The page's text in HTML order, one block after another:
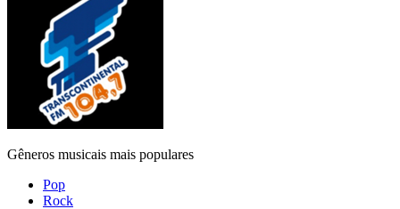
Gêneros musicais mais populares
Pop
Rock